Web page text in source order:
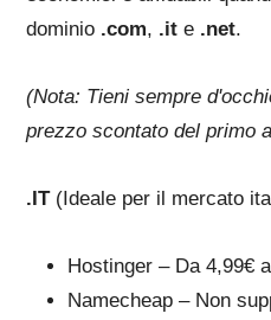
dominio .com, .it e .net.
(Nota: Tieni sempre
prezzo scontato del primo
.IT(Ideale per il mercato
Hostinger – Da 4,99€
Namecheap – Non